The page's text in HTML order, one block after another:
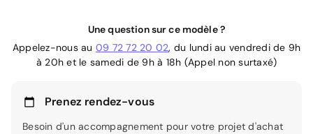
Une question sur ce modèle ?
Appelez-nous au 09 72 72 20 02, du lundi au vendredi de 9h
à 20h et le samedi de 9h à 18h (Appel non surtaxé)
Prenez rendez-vous
Besoin d'un accompagnement pour votre projet d'achat